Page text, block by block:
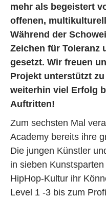
mehr als begeistert
offenen,
Während der
Zeichen für Toleranz
gesetzt. Wir freuen
Projekt unterstützt
weiterhin viel Erfolg
Auftritten!
Zum sechsten Mal
Academy bereits ihre
Die jungen Künstler
in sieben
HipHop-Kultur ihr
Level 1 -3 bis zum